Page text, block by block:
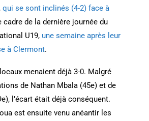
qui se sont inclinés (4-2) face à
cadre de la dernière journée du
U19,une semaine après leur
à Clermont.
menaient déjà 3-0. Malgré
de Nathan Mbala (45e) et de
l’écart était déjà conséquent.
est ensuite venu anéantir les